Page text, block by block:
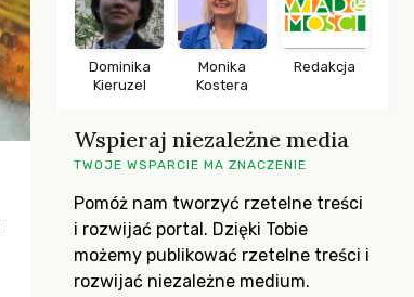
Dominika
Kieruzel
Monika
Kostera
Redakcja
Wspieraj niezależne media
TWOJE WSPARCIE MA ZNACZENIE
Pomóż nam tworzyć rzetelne treści
i rozwijać portal. Dzięki Tobie
możemy publikować rzetelne treści i
rozwijać niezależne medium.